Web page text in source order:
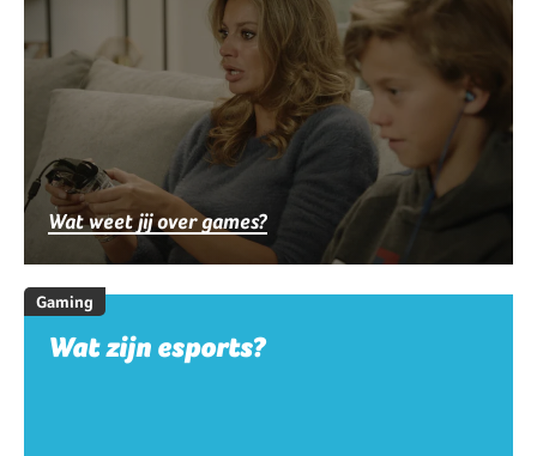
Wat weet jij over games?
Gaming
Wat zijn esports?